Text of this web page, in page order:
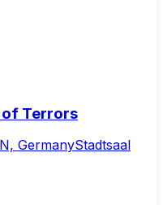
of Terrors
GermanyStadtsaal